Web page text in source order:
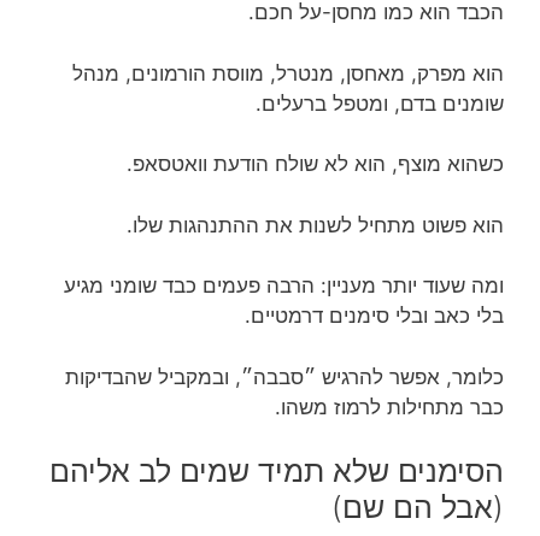
הכבד הוא כמו מחסן-על חכם.
הוא מפרק, מאחסן, מנטרל, מווסת הורמונים, מנהל
שומנים בדם, ומטפל ברעלים.
כשהוא מוצף, הוא לא שולח הודעת וואטסאפ.
הוא פשוט מתחיל לשנות את ההתנהגות שלו.
ומה שעוד יותר מעניין: הרבה פעמים כבד שומני מגיע
בלי כאב ובלי סימנים דרמטיים.
כלומר, אפשר להרגיש ״סבבה״, ובמקביל שהבדיקות
כבר מתחילות לרמוז משהו.
הסימנים שלא תמיד שמים לב אליהם
(אבל הם שם)